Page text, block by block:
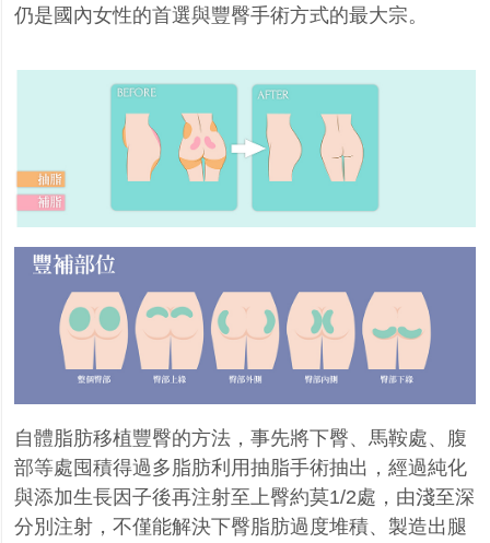
仍是國內女性的首選與豐臀手術方式的最大宗。
自體脂肪移植豐臀的方法，事先將下臀、馬鞍處、腹
部等處囤積得過多脂肪利用抽脂手術抽出，經過純化
與添加生長因子後再注射至上臀約莫1/2處，由淺至深
分別注射，不僅能解決下臀脂肪過度堆積、製造出腿